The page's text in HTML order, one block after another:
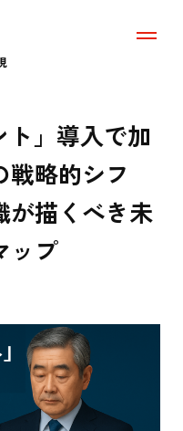
メ
表
示
ト」導入で加
戦略的シフ
が描くべき未
ップ